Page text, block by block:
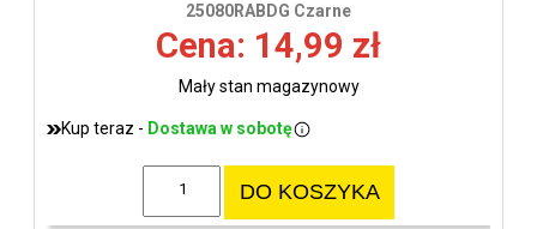
25080RABDG Czarne
Cena: 14,99 zł
Mały stan magazynowy
Kup teraz - Dostawa w sobotę
DO KOSZYKA